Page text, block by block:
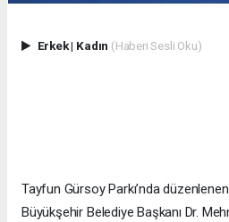
Erkek| Kadın (Haberi Sesli Oku)
Tayfun Gürsoy Parkı’nda
Büyükşehir Belediye Başkanı Dr.